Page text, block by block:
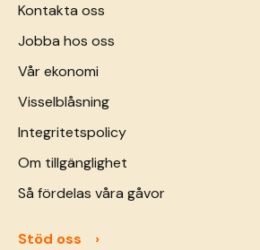
Kontakta oss
Jobba hos oss
Vår ekonomi
Visselblåsning
Integritetspolicy
Om tillgänglighet
Så fördelas våra gåvor
Stöd oss